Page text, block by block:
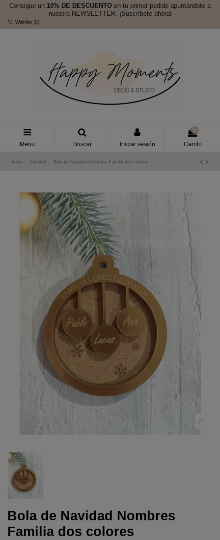
Consigue un 10% DE DESCUENTO en tu primer pedido apuntándote a
nuestra NEWSLETTER. ¡Suscríbete ahora!
Wishlist (0)
Menu Buscar Iniciar sesión Carrito
Inicio Navidad Bola de Navidad Nombres Familia dos colores
Bola de Navidad Nombres
Familia dos colores